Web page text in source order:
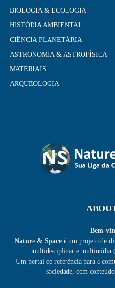
BIOLOGIA & ECOLOGIA
HISTÓRIA AMBIENTAL
CIÊNCIA PLANETÁRIA
ASTRONOMIA & ASTROFÍSICA
MATERIAIS
ARQUEOLOGIA
Bem-
Nature & Spaceé um projeto de
multidisciplinar e multimídia
Um portal de referência para a
sociedade, com